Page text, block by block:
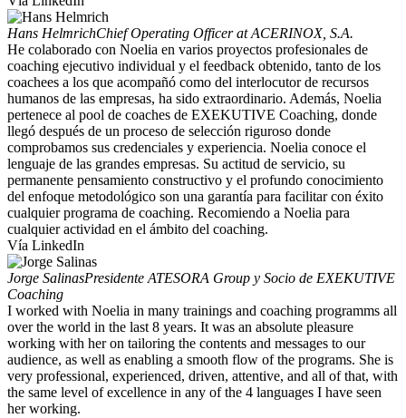
Hans HelmrichChief Operating Officer at ACERINOX, S.A.
He colaborado con Noelia en varios proyectos profesionales de
coaching ejecutivo individual y el feedback obtenido, tanto de los
coachees a los que acompañó como del interlocutor de recursos
humanos de las empresas, ha sido extraordinario. Además, Noelia
pertenece al pool de coaches de EXEKUTIVE Coaching, donde
llegó después de un proceso de selección riguroso donde
comprobamos sus credenciales y experiencia. Noelia conoce el
lenguaje de las grandes empresas. Su actitud de servicio, su
permanente pensamiento constructivo y el profundo conocimiento
del enfoque metodológico son una garantía para facilitar con éxito
cualquier programa de coaching. Recomiendo a Noelia para
cualquier actividad en el ámbito del coaching.
Vía LinkedIn
Jorge SalinasPresidente ATESORA Group y Socio de EXEKUTIVE
Coaching
I worked with Noelia in many trainings and coaching programms all
over the world in the last 8 years. It was an absolute pleasure
working with her on tailoring the contents and messages to our
audience, as well as enabling a smooth flow of the programs. She is
very professional, experienced, driven, attentive, and all of that, with
the same level of excellence in any of the 4 languages I have seen
her working.